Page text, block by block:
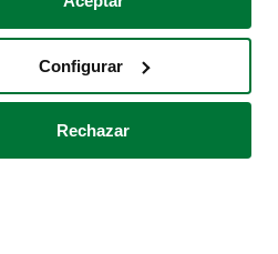
Configurar
Rechazar